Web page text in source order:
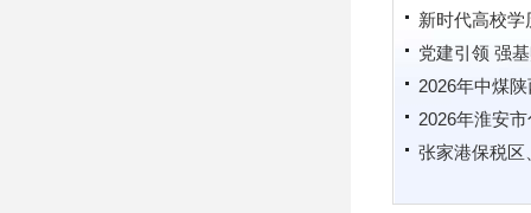
新时代高校
党建引领 强
2026年中煤
2026年淮安
张家港保税区